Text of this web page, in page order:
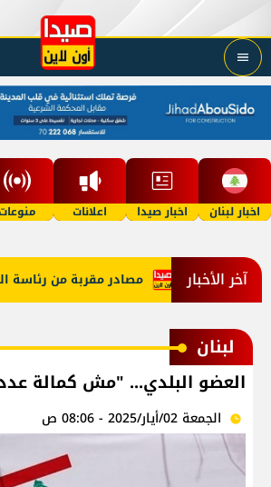
اخبار لبنان اخبار صيدا اعلانات
آخر الأخبار مصادر مقربة من رئاسة الوفد النبطية
لبنان
العضو البلدي... "مش كمالة
الجمعة 02/أيار/2025 - 08:06 ص